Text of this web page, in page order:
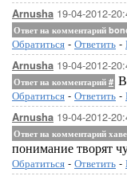
Arnusha 19-04-2012-
Ответ на комментарий
Обратиться - Ответить -
Arnusha 19-04-2012-
Ответ на комментарий #
Обратиться - Ответить -
Arnusha 19-04-2012-
Ответ на комментарий
понимание творят
Обратиться - Ответить -